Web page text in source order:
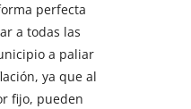
perfecta
a todas las
a paliar
ya que al
fijo, pueden